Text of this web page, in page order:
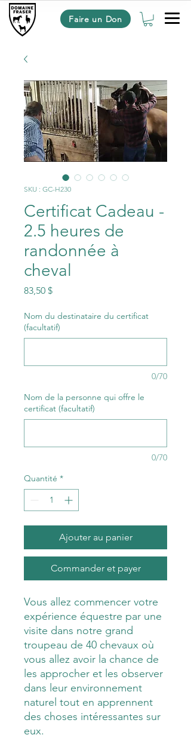
Faire un Don
SKU : GC-H230
Certificat Cadeau -
2.5 heures de
randonnée à
cheval
83,50 $Prix
Nom du destinataire du certificat
(facultatif)
0/70
Nom de la personne qui offre le
certificat (facultatif)
0/70
Quantité *
Ajouter au panier
Commander et payer
Vous allez commencer votre
expérience équestre par une
visite dans notre grand
troupeau de 40 chevaux où
vous allez avoir la chance de
les approcher et les observer
dans leur environnement
naturel tout en apprennent
des choses intéressantes sur
eux.